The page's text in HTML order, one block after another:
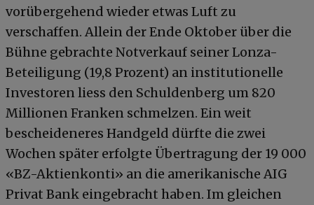
vorübergehend wieder etwas Luft zu
verschaffen. Allein der Ende Oktober über die
Bühne gebrachte Notverkauf seiner Lonza-
Beteiligung (19,8 Prozent) an institutionelle
Investoren liess den Schuldenberg um 820
Millionen Franken schmelzen. Ein weit
bescheideneres Handgeld dürfte die zwei
Wochen später erfolgte Übertragung der 19 000
«BZ-Aktienkonti» an die amerikanische AIG
Privat Bank eingebracht haben. Im gleichen